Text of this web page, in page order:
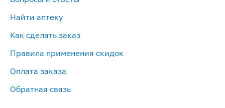
Найти аптеку
Как сделать заказ
Правила применения скидок
Оплата заказа
Обратная связь